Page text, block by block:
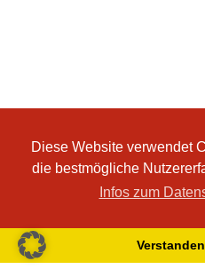
Diese Website verwendet
die bestmögliche
Infos zum
Verstanden